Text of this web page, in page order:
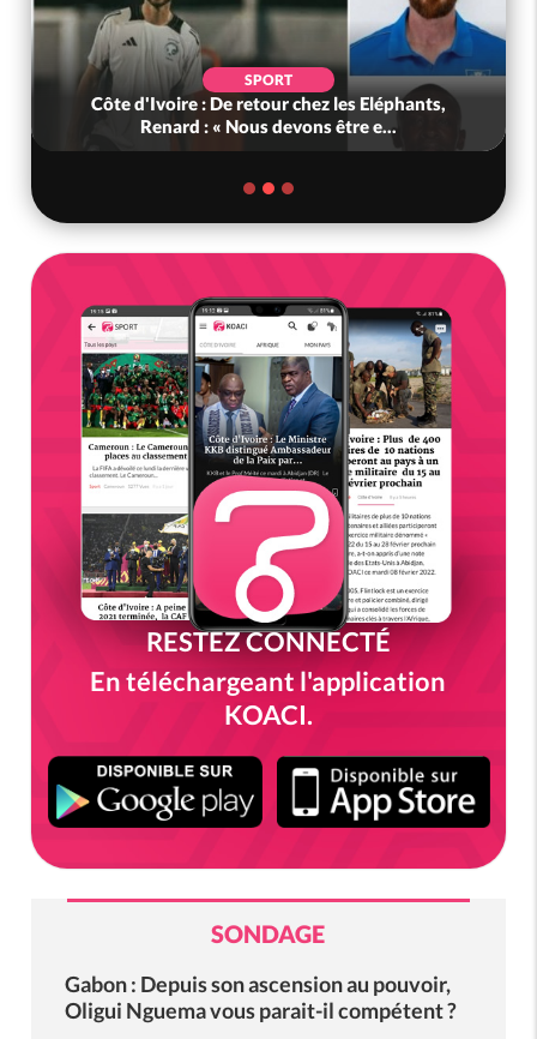
SPORT
Côte d'Ivoire : De retour chez les Eléphants,
Renard : « Nous devons être e...
RESTEZ CONNECTÉ
En téléchargeant l'application
KOACI.
SONDAGE
Gabon : Depuis son ascension au pouvoir,
Oligui Nguema vous parait-il compétent ?